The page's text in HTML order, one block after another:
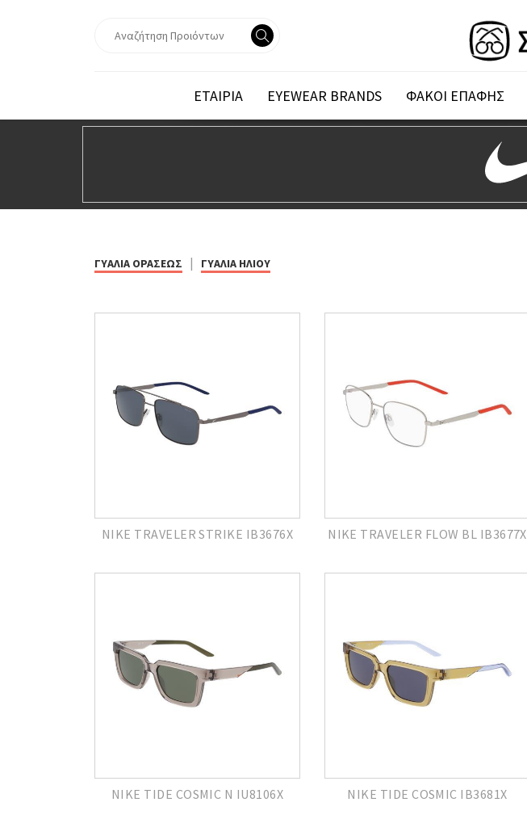
ΕΤΑΙΡΙΑ EYEWEAR BRANDS ΦΑΚΟΙ ΕΠΑΦΗΣ
ΓΥΑΛΙΑ ΟΡΑΣΕΩΣ | ΓΥΑΛΙΑ ΗΛΙΟΥ
NIKE TRAVELER STRIKE IB3676X NIKE TRAVELER FLOW BL IB3677X
NIKE TIDE COSMIC N IU8106X NIKE TIDE COSMIC IB3681X